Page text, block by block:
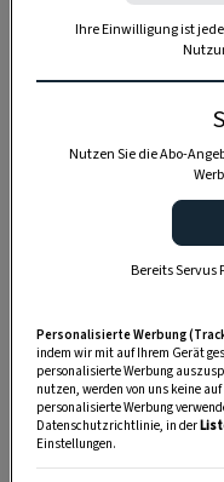
Ihre Einwilligung ist
Nutzen Sie die Abo-
Bereits Servus
Personalisierte Werbung
indem wir mit auf Ihrem Gerät
personalisierte Werbung
nutzen, werden von uns keine
personalisierte Werbung
Datenschutzrichtlinie, in der
Einstellungen.